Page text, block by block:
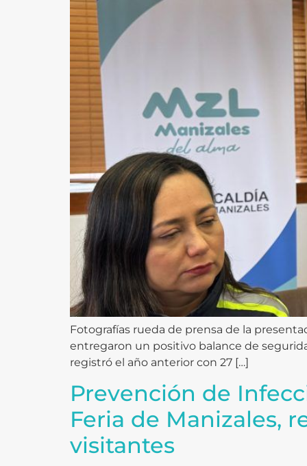
Fotografías rueda de prensa de la
entregaron un positivo balance de
registró el año anterior con 27 […]
Prevención de
Feria de Manizales,
visitantes